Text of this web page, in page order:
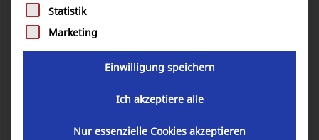
€inkl. 19% MwSt.
Pytes V5 BK1 Befestigungswinkel für
V5 Wandmontage
Statistik
Marketing
Einwilligung speichern
Ich akzeptiere alle
Nur essenzielle Cookies akzeptieren